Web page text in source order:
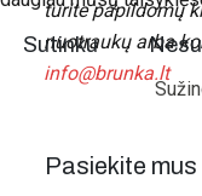
turite papildomų
nuotraukų arba
info@brunka.lt
Pasiekite
Sutinku